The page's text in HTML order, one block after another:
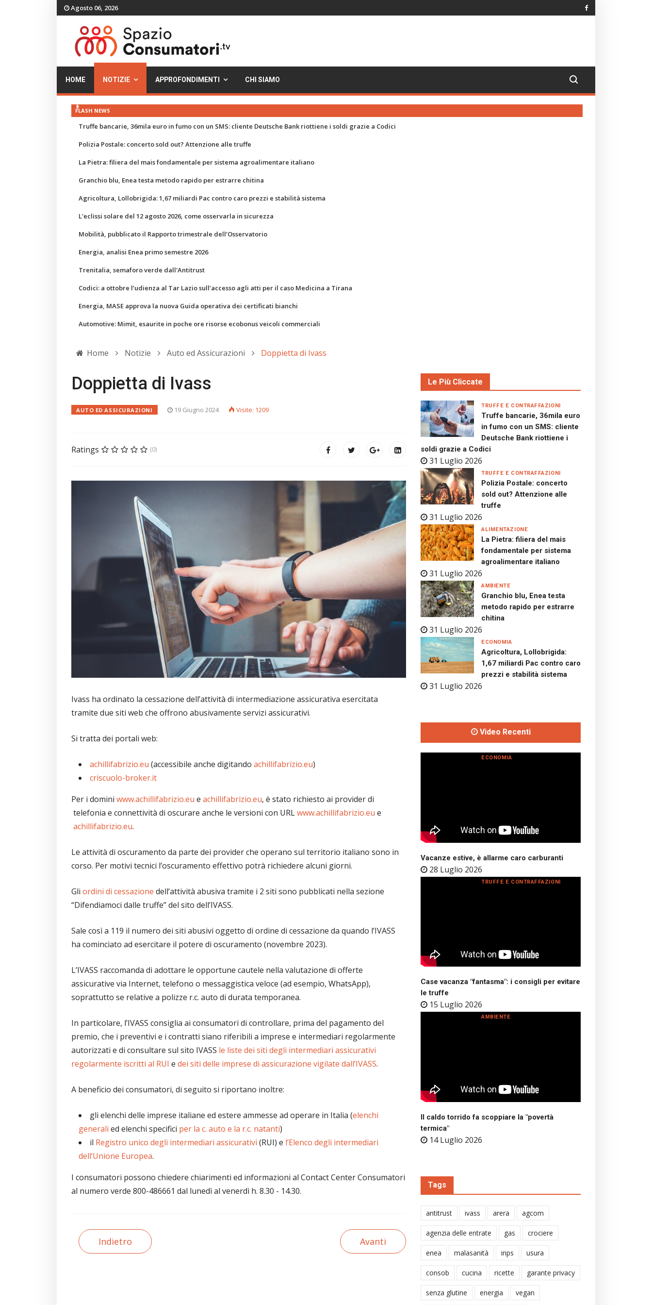
Agosto 06, 2026
HOME NOTIZIE APPROFONDIMENTI CHI SIAMO
FLASH NEWS
Truffe bancarie, 36mila euro in fumo con un SMS: cliente Deutsche Bank riottiene i soldi grazie a Codici
Polizia Postale: concerto sold out? Attenzione alle truffe
La Pietra: filiera del mais fondamentale per sistema agroalimentare italiano
Granchio blu, Enea testa metodo rapido per estrarre chitina
Agricoltura, Lollobrigida: 1,67 miliardi Pac contro caro prezzi e stabilità sistema
L'eclissi solare del 12 agosto 2026, come osservarla in sicurezza
Mobilità, pubblicato il Rapporto trimestrale dell’Osservatorio
Energia, analisi Enea primo semestre 2026
Trenitalia, semaforo verde dall'Antitrust
Codici: a ottobre l’udienza al Tar Lazio sull’accesso agli atti per il caso Medicina a Tirana
Energia, MASE approva la nuova Guida operativa dei certificati bianchi
Automotive: Mimit, esaurite in poche ore risorse ecobonus veicoli commerciali
Home Notizie Auto ed Assicurazioni Doppietta di Ivass
Doppietta di Ivass
AUTO ED ASSICURAZIONI 19 Giugno 2024 Visite: 1209
Ratings (0)
Ivass ha ordinato la cessazione dell’attività di intermediazione assicurativa esercitata
tramite due siti web che offrono abusivamente servizi assicurativi.
Si tratta dei portali web:
achillifabrizio.eu (accessibile anche digitando achillifabrizio.eu)
criscuolo-broker.it
Per i domini www.achillifabrizio.eu e achillifabrizio.eu, è stato richiesto ai provider di
telefonia e connettività di oscurare anche le versioni con URLwww.achillifabrizio.eu e
achillifabrizio.eu.
Le attività di oscuramento da parte dei provider che operano sul territorio italiano sono in
corso. Per motivi tecnici l’oscuramento effettivo potrà richiedere alcuni giorni.
Gli ordini di cessazione dell’attività abusiva tramite i 2 siti sono pubblicati nella sezione
“Difendiamoci dalle truffe” del sito dell’IVASS.
Sale così a 119 il numero dei siti abusivi oggetto di ordine di cessazione da quando l’IVASS
ha cominciato ad esercitare il potere di oscuramento (novembre 2023).
L’IVASS raccomanda di adottare le opportune cautele nella valutazione di offerte
assicurative via Internet, telefono o messaggistica veloce (ad esempio, WhatsApp),
soprattutto se relative a polizze r.c. auto di durata temporanea.
In particolare, l’IVASS consiglia ai consumatori di controllare, prima del pagamento del
premio, che i preventivi e i contratti siano riferibili a imprese e intermediari regolarmente
autorizzati e di consultare sul sito IVASS le liste dei siti degli intermediari assicurativi
regolarmente iscritti al RUI e dei siti delle imprese di assicurazione vigilate dall’IVASS.
A beneficio dei consumatori, di seguito si riportano inoltre:
gli elenchi delle imprese italiane ed estere ammesse ad operare in Italia (elenchi
generali ed elenchi specifici per la c. auto e la r.c. natanti)
il Registro unico degli intermediari assicurativi (RUI) e l’Elenco degli intermediari
dell’Unione Europea.
I consumatori possono chiedere chiarimenti ed informazioni al Contact Center Consumatori
al numero verde 800-486661 dal lunedì al venerdì h. 8.30 - 14.30.
Indietro Avanti
Le Più Cliccate
Truffe bancarie, 36mila euro
in fumo con un SMS: cliente
Deutsche Bank riottiene i
soldi grazie a Codici
31 Luglio 2026
TRUFFE E CONTRAFFAZIONI
Polizia Postale: concerto
sold out? Attenzione alle
truffe
31 Luglio 2026
TRUFFE E CONTRAFFAZIONI
La Pietra: filiera del mais
fondamentale per sistema
agroalimentare italiano
31 Luglio 2026
ALIMENTAZIONE
Granchio blu, Enea testa
metodo rapido per estrarre
chitina
31 Luglio 2026
AMBIENTE
Agricoltura, Lollobrigida:
1,67 miliardi Pac contro caro
prezzi e stabilità sistema
31 Luglio 2026
ECONOMIA
Video Recenti
Vacanze estive, è allarme caro carburanti
28 Luglio 2026
ECONOMIA
Case vacanza "fantasma": i consigli per evitare
le truffe
15 Luglio 2026
TRUFFE E CONTRAFFAZIONI
Il caldo torrido fa scoppiare la "povertà
termica"
14 Luglio 2026
AMBIENTE
Tags
antitrust ivass arera agcom
agenzia delle entrate gas crociere
enea malasanità inps usura
consob cucina ricette garante privacy
senza glutine energia vegan